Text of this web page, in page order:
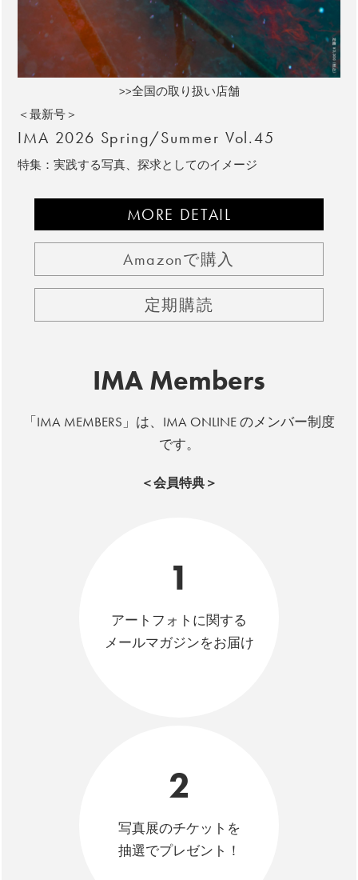
>>全国の取り扱い店舗
＜最新号＞
IMA 2026 Spring/Summer Vol.45
特集：実践する写真、探求としてのイメージ
MORE DETAIL
Amazonで購入
定期購読
IMA Members
「IMA MEMBERS」は、IMA ONLINE のメンバー制度
です。
＜会員特典＞
1
アートフォトに関する
メールマガジンをお届け
2
写真展のチケットを
抽選でプレゼント！